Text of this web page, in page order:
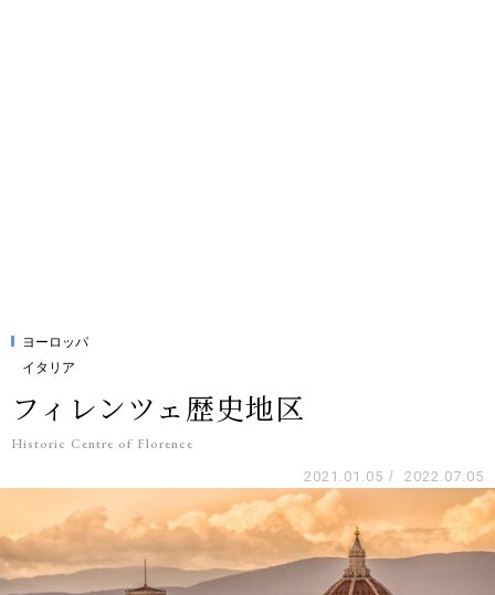
ヨーロッパ
イタリア
フィレンツェ歴史地区
Historic Centre of Florence
2021.01.05 / 2022.07.05